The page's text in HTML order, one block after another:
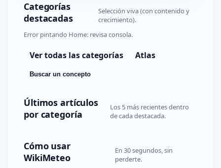
Categorías
destacadas
Selección viva (con contenido y
crecimiento).
Error pintando Home: revisa consola.
Ver todas las categorías Atlas
Buscar un concepto
Últimos artículos
por categoría
Los 5 más recientes dentro
de cada destacada.
Cómo usar
WikiMeteo
En 30 segundos, sin
perderte.